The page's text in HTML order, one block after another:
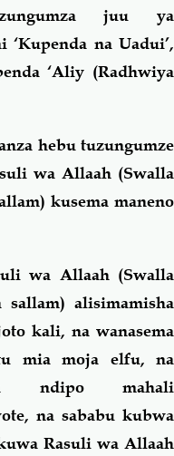
juu ya
‘Kupenda na Uadui’,
‘Aliy (Radhwiya
hebu tuzungumze
wa Allaah (Swalla
kusema maneno
wa Allaah (Swalla
alisimamisha
kali, na wanasema
mia moja elfu, na
ndipo mahali
na sababu kubwa
Rasuli wa Allaah